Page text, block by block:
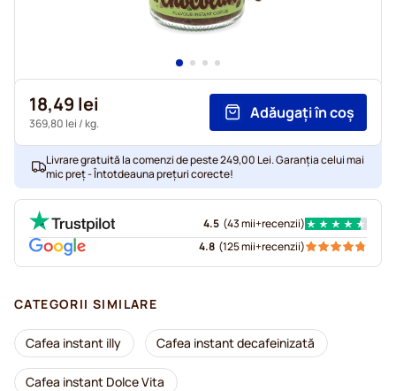
18,49 lei
369,80 lei / kg.
Adăugați în coș
Livrare gratuită la comenzi de peste 249,00 Lei. Garanția celui mai
mic preț - Întotdeauna prețuri corecte!
4.5 (43 mii+recenzii)
4.8 (125 mii+recenzii)
CATEGORII SIMILARE
Cafea instant illy Cafea instant decafeinizată
Cafea instant Dolce Vita